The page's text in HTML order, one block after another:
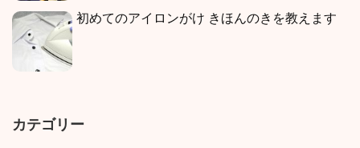
初めてのアイロンがけ きほんのきを教えます
カテゴリー